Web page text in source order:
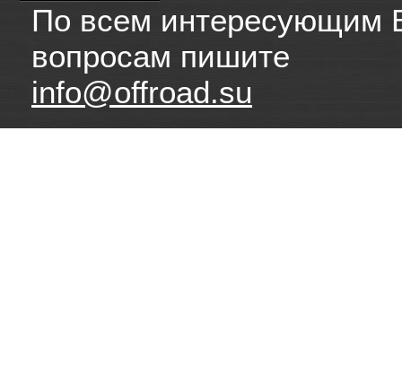
По всем интересующим
вопросам пишите
info@offroad.su